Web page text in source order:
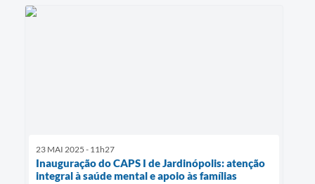
23 MAI 2025 - 11h27
Inauguração do CAPS I de Jardinópolis: atenção
integral à saúde mental e apoio às famílias